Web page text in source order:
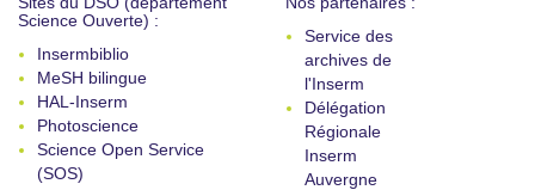
Science Ouverte) :
Insermbiblio
MeSH bilingue
HAL-Inserm
Photoscience
Science Open Service
(SOS)
Service des
archives de
l'Inserm
Délégation
Régionale
Inserm
Auvergne